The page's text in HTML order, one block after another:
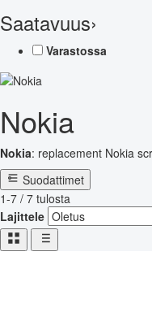
Saatavuus›
Varastossa
Nokia
Nokia: replacement Nokia
Suodattimet
1-7 / 7 tulosta
Lajittele